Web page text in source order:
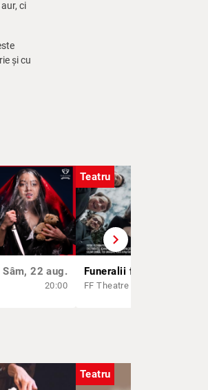
ci
și cu
Sâm, 22 aug.
20:00
Teatru
Funeralii fericite
FF Theatre
chevron_right
Teatru